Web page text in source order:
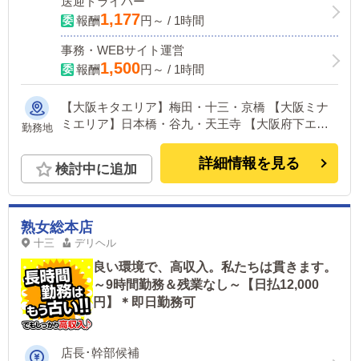
報酬1,177円～ / 1時間
事務・WEBサイト運営
報酬1,500円～ / 1時間
勤務地
【大阪キタエリア】梅田・十三・京橋 【大阪ミナ
ミエリア】日本橋・谷九・天王寺 【大阪府下エリ
ア】布施・堺 【兵庫エリア】神戸三宮 ※全店舗が
主要駅から徒歩5～10分圏内！
検討中に追加 詳細情報を見る
熟女総本店
十三 デリヘル
良い環境で、高収入。私たちは貫きます。
～9時間勤務＆残業なし～【日払12,000
円】＊即日勤務可
店長･幹部候補